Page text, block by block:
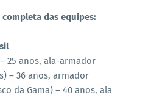
das equipes:
25 anos, ala-armador
– 36 anos, armador
da Gama) – 40 anos, ala